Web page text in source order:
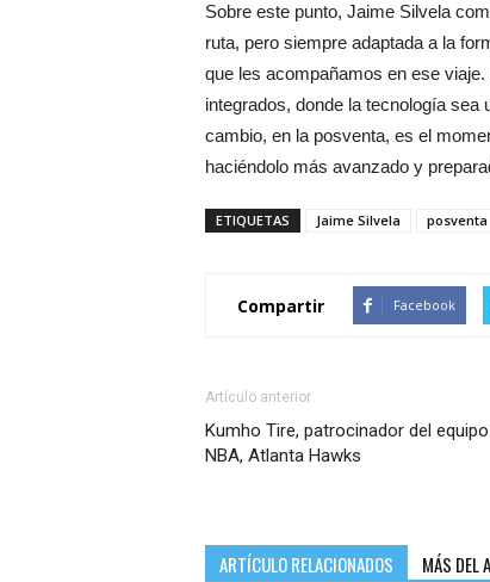
Sobre este punto, Jaime Silvela
ruta, pero siempre adaptada a la
que les acompañamos en ese
integrados, donde la tecnología sea
cambio, en la posventa, es el
haciéndolo más avanzado y
ETIQUETAS Jaime Silvela posventa
Compartir Facebook
Artículo anterior
Kumho Tire, patrocinador del
NBA, Atlanta Hawks
ARTÍCULO RELACIONADOS MÁS DEL